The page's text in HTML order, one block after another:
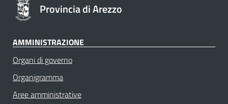
Provincia di Arezzo
AMMINISTRAZIONE
Organi di governo
Organigramma
Aree amministrative